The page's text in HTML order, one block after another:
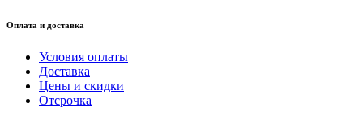
Оплата и доставка
Условия оплаты
Доставка
Цены и скидки
Отсрочка